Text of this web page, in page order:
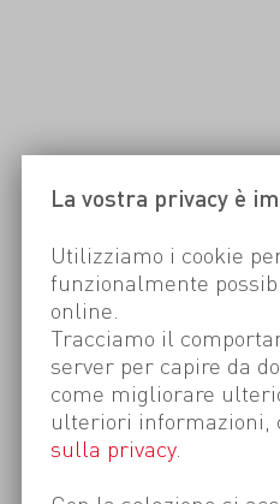
La vostra privacy è
Utilizziamo i cookie
funzionalmente
online.
Tracciamo il
server per capire da
come migliorare
ulteriori informazioni,
sulla privacy.